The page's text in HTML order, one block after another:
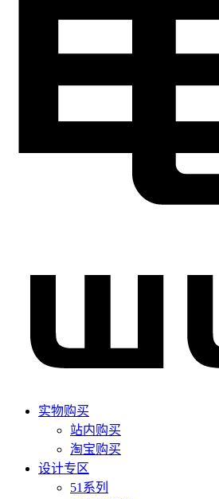
实物购买
站内购买
淘宝购买
设计专区
51系列